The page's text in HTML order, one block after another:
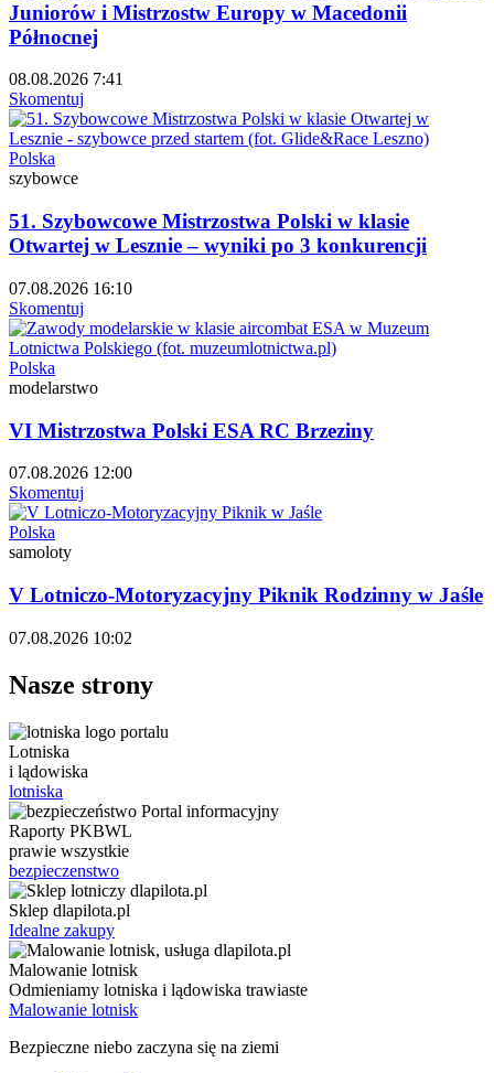
Juniorów i Mistrzostw Europy w Macedonii
Północnej
08.08.2026 7:41
Skomentuj
Polska
szybowce
51. Szybowcowe Mistrzostwa Polski w klasie
Otwartej w Lesznie – wyniki po 3 konkurencji
07.08.2026 16:10
Skomentuj
Polska
modelarstwo
VI Mistrzostwa Polski ESA RC Brzeziny
07.08.2026 12:00
Skomentuj
Polska
samoloty
V Lotniczo-Motoryzacyjny Piknik Rodzinny w Jaśle
07.08.2026 10:02
Nasze strony
Lotniska
i lądowiska
lotniska
Raporty PKBWL
prawie wszystkie
bezpieczenstwo
Sklep dlapilota.pl
Idealne zakupy
Malowanie lotnisk
Odmieniamy lotniska i lądowiska trawiaste
Malowanie lotnisk
Bezpieczne niebo zaczyna się na ziemi